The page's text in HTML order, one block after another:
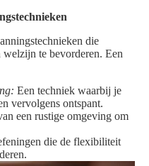
die
te bevorderen. Een
Een techniek waarbij je
vervolgens ontspant.
een rustige omgeving om
die de flexibiliteit